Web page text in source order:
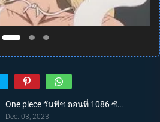
One piece วันพีช ตอนที่ 1086 ซับไทย จักรพรรดิคนใหม่ บากี้จ้าวแห่งตัวตลก
Dec. 03, 2023